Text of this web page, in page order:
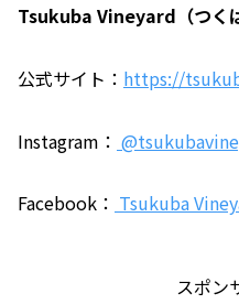
Tsukuba Vineyard（つく
公式サイト： https://
Instagram：
Facebook： Tsukuba
スポン